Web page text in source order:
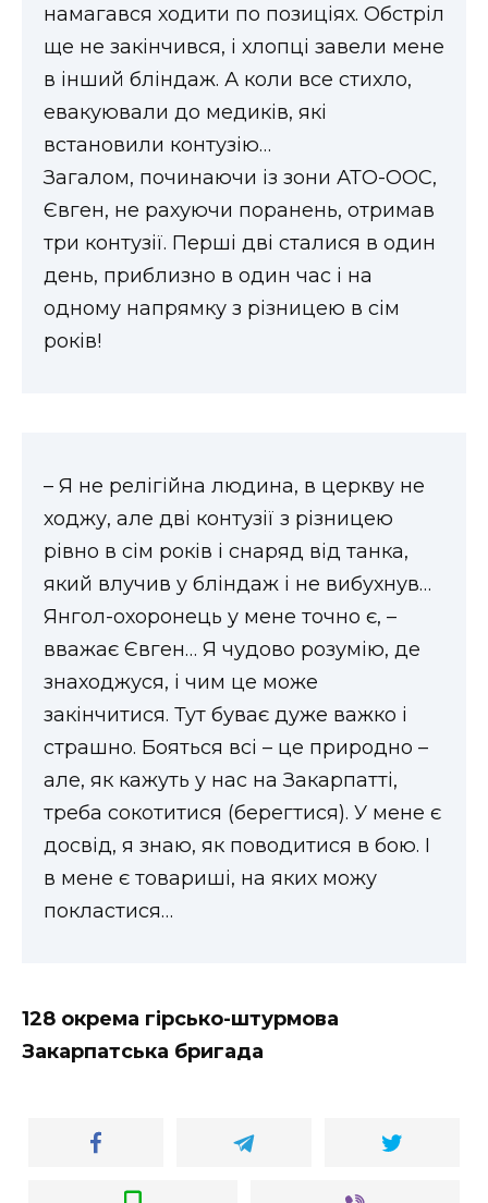
намагався ходити по позиціях. Обстріл
ще не закінчився, і хлопці завели мене
в інший бліндаж. А коли все стихло,
евакуювали до медиків, які
встановили контузію…
Загалом, починаючи із зони АТО-ООС,
Євген, не рахуючи поранень, отримав
три контузії. Перші дві сталися в один
день, приблизно в один час і на
одному напрямку з різницею в сім
років!
– Я не релігійна людина, в церкву не
ходжу, але дві контузії з різницею
рівно в сім років і снаряд від танка,
який влучив у бліндаж і не вибухнув…
Янгол-охоронець у мене точно є, –
вважає Євген… Я чудово розумію, де
знаходжуся, і чим це може
закінчитися. Тут буває дуже важко і
страшно. Бояться всі – це природно –
але, як кажуть у нас на Закарпатті,
треба сокотитися (берегтися). У мене є
досвід, я знаю, як поводитися в бою. І
в мене є товариші, на яких можу
покластися…
128 окрема гірсько-штурмова
Закарпатська бригада